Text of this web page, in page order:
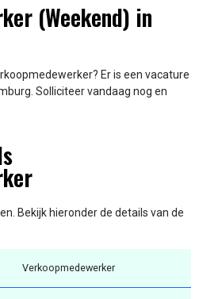
(Weekend) in
Er is een vacature
Solliciteer vandaag nog en
Bekijk hieronder de details van de
Verkoopmedewerker